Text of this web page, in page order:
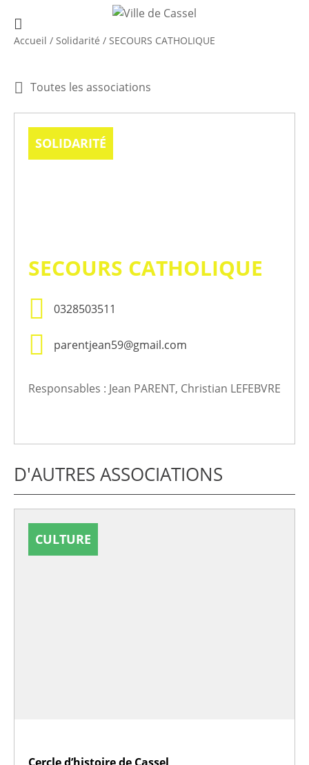
Accueil / Solidarité / SECOURS CATHOLIQUE
Toutes les associations
SOLIDARITÉ
SECOURS CATHOLIQUE
0328503511
parentjean59@gmail.com
Responsables : Jean PARENT, Christian LEFEBVRE
D'AUTRES ASSOCIATIONS
CULTURE